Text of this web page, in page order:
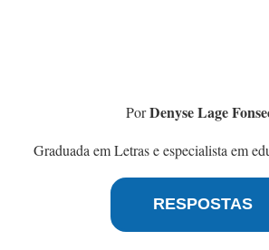
PorDenyse Lage
Graduada em Letras e especialista em
RESPOSTAS